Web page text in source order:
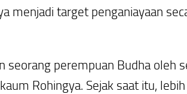
menjadi target penganiayaan
seorang perempuan Budha oleh
Rohingya. Sejak saat itu,